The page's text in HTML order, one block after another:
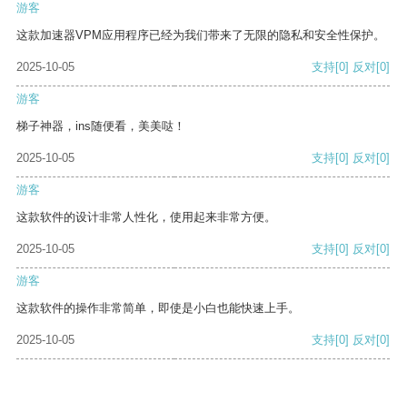
游客
这款加速器VPM应用程序已经为我们带来了无限的隐私和安全性保护。
2025-10-05 支持[0] 反对[0]
游客
梯子神器，ins随便看，美美哒！
2025-10-05 支持[0] 反对[0]
游客
这款软件的设计非常人性化，使用起来非常方便。
2025-10-05 支持[0] 反对[0]
游客
这款软件的操作非常简单，即使是小白也能快速上手。
2025-10-05 支持[0] 反对[0]